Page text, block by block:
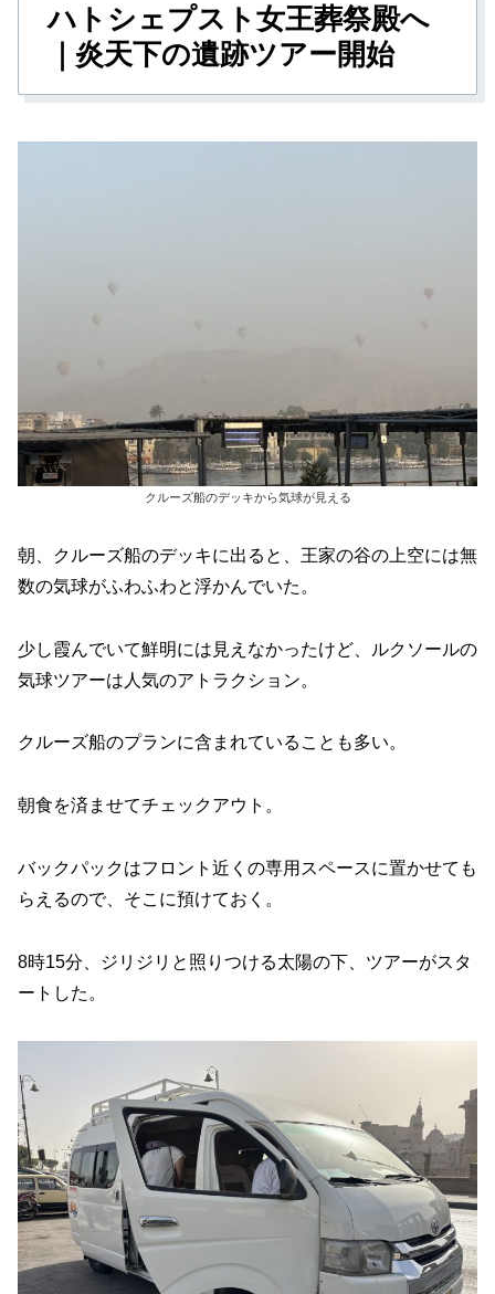
ハトシェプスト女王葬祭殿へ
｜炎天下の遺跡ツアー開始
クルーズ船のデッキから気球が見える
朝、クルーズ船のデッキに出ると、王家の谷の上空には無
数の気球がふわふわと浮かんでいた。
少し霞んでいて鮮明には見えなかったけど、ルクソールの
気球ツアーは人気のアトラクション。
クルーズ船のプランに含まれていることも多い。
朝食を済ませてチェックアウト。
バックパックはフロント近くの専用スペースに置かせても
らえるので、そこに預けておく。
8時15分、ジリジリと照りつける太陽の下、ツアーがスタ
ートした。